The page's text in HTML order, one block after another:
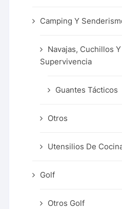
Camping Y
Navajas, Cuchillos
Supervivencia
Guantes Tácticos
Otros
Utensilios De
Golf
Otros Golf